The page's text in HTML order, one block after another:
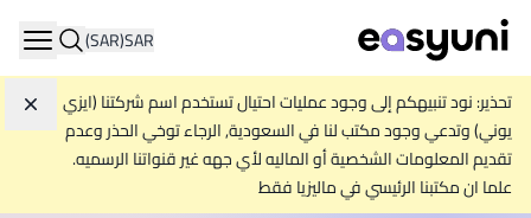
SAR
(SAR)
تحذير: نود تنبيهكم إلى وجود عمليات احتيال تستخدم اسم شركتنا (ايزي
يوني) وتدعي وجود مكتب لنا في السعودية, الرجاء توخي الحذر وعدم
تقديم المعلومات الشخصية أو الماليه لأي جهه غير قنواتنا الرسميه.
علما ان مكتبنا الرئيسي في ماليزيا فقط